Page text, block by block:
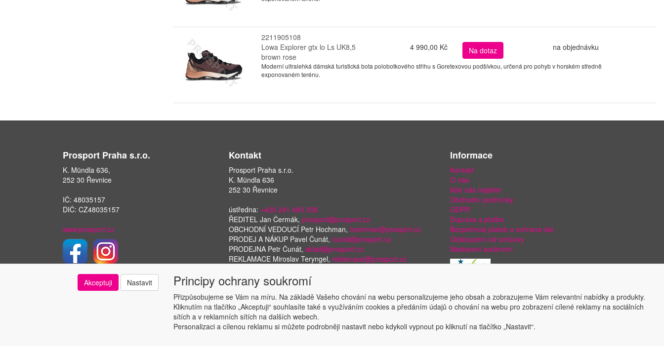
2211905108
Lowa Explorer gtx lo Ls UK8,5
brown rose
4 990,00 Kč Na dotaz na objednávku
Moderní ultralehká dámská turistická bota polobotkového střihu s Goretexovou podšívkou, určená pro pohyb v horském středně
exponovaném terénu.
Prosport Praha s.r.o.
K. Mündla 636,
252 30 Řevnice
IČ: 48035157
DIČ: CZ48035157
www.prosport.cz
Kontakt
Prosport Praha s.r.o.
K. Mündla 636
252 30 Řevnice
ústředna: +420 241 483 338
ŘEDITEL Jan Čermák, prosport@prosport.cz
OBCHODNÍ VEDOUCÍ Petr Hochman, hochman@prosport.cz
PRODEJ A NÁKUP Pavel Čunát, cunat@prosport.cz
PRODEJNA Petr Čunát, sklad@prosport.cz
REKLAMACE Miroslav Teryngel, reklamace@prosport.cz
Informace
Kontakt
O nás
Kde nás najdete
Obchodní podmínky
GDPR
Doprava a platba
Bezpečnost plateb a ochrana dat
Odstoupení od smlouvy
Nastavení soukromí
Copyright © ABRA Software a.s. 2018
Akceptuji Nastavit Principy ochrany soukromí
Přizpůsobujeme se Vám na míru. Na základě Vašeho chování na webu personalizujeme jeho obsah a zobrazujeme Vám relevantní nabídky a produkty.
Kliknutím na tlačítko „Akceptuji“ souhlasíte také s využíváním cookies a předáním údajů o chování na webu pro zobrazení cílené reklamy na sociálních
sítích a v reklamních sítích na dalších webech.
Personalizaci a cílenou reklamu si můžete podrobněji nastavit nebo kdykoli vypnout po kliknutí na tlačítko „Nastavit“.